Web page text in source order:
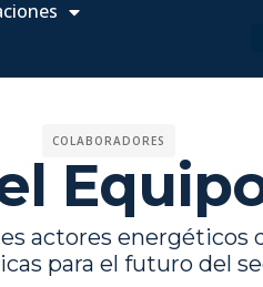
COLABORADORES
actores
para el futuro del